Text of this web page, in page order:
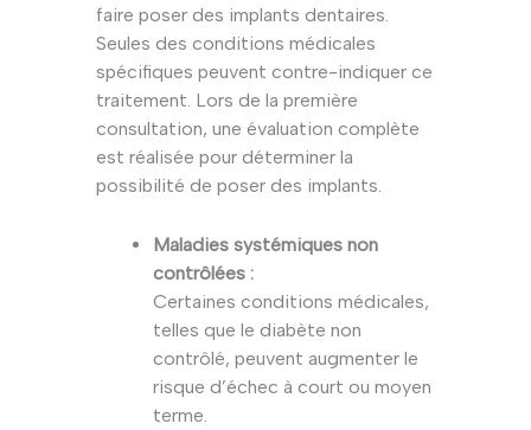
faire poser des implants dentaires.
Seules des conditions médicales
spécifiques peuvent contre-indiquer ce
traitement. Lors de la première
consultation, une évaluation complète
est réalisée pour déterminer la
possibilité de poser des implants.
Maladies systémiques non
contrôlées :
Certaines conditions médicales,
telles que le diabète non
contrôlé, peuvent augmenter le
risque d’échec à court ou moyen
terme.